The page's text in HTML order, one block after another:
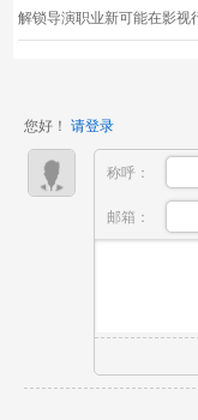
解锁导演职业新可能在影视
量学员...
您好！ 请登录
称呼：
邮箱：